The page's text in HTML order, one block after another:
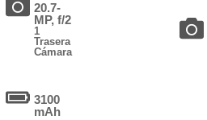
20.7-
MP, f/2
1
Trasera
Cámara
3100
mAh